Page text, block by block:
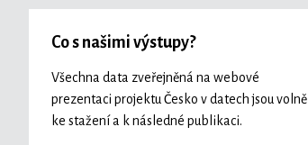
Co s našimi výstupy?
Všechna data zveřejněná na webové
prezentaci projektu Česko v datech jsou volně
ke stažení a k následné publikaci.